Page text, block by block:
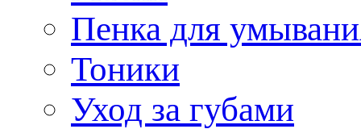
Пенка для
Тоники
Уход за губами